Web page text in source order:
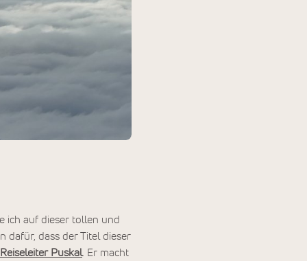
ich auf dieser tollen und
dafür, dass der Titel dieser
Reiseleiter Puskal. Er macht